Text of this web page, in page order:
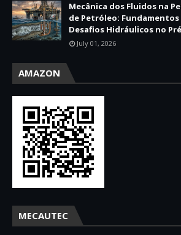
Mecânica dos Fluidos na
de Petróleo: Fundamentos
Desafios Hidráulicos no
July 01, 2026
AMAZON
MECAUTEC